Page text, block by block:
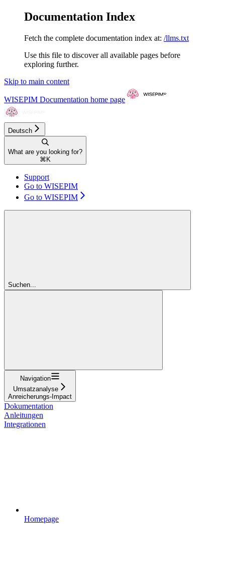
Documentation Index
Fetch the complete documentation index at: /llms.txt
Use this file to discover all available pages before
exploring further.
Skip to main content
WISEPIM Documentation home page
Deutsch
What are you looking for?
⌘ K
Support
Go to WISEPIM
Go to WISEPIM
Suchen...
Navigation
Umsatzanalyse
Anreicherungs-Impact
Dokumentation
Anleitungen
Integrationen
Homepage